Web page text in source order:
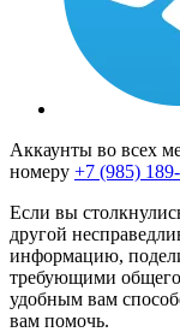
Аккаунты во всех
номеру +7 (985)
Если вы
другой
информацию,
требующими
удобным вам
вам помочь.